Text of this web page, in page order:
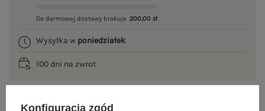
Do darmowej dostawy brakuje 200,00 zł
Wysyłka w poniedziałek
100 dni na zwrot
Konfiguracja zgód